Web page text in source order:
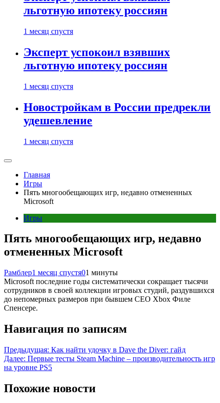
льготную ипотеку россиян
1 месяц спустя
Эксперт успокоил взявших
льготную ипотеку россиян
1 месяц спустя
Новостройкам в России предрекли
удешевление
1 месяц спустя
Главная
Игры
Пять многообещающих игр, недавно отмененных
Microsoft
Игры
Пять многообещающих игр, недавно
отмененных Microsoft
Рамблер1 месяц спустя01 минуты
Microsoft последние годы систематически сокращает тысячи
сотрудников в своей коллекции игровых студий, раздувшихся
до непомерных размеров при бывшем CEO Xbox Филе
Спенсере.
Навигация по записям
Предыдущая: Как найти удочку в Dave the Diver: гайд
Далее: Первые тесты Steam Machine – производительность игр
на уровне PS5
Похожие новости